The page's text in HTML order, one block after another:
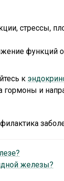
стрессы,
функций
к
гормоны и
железы?